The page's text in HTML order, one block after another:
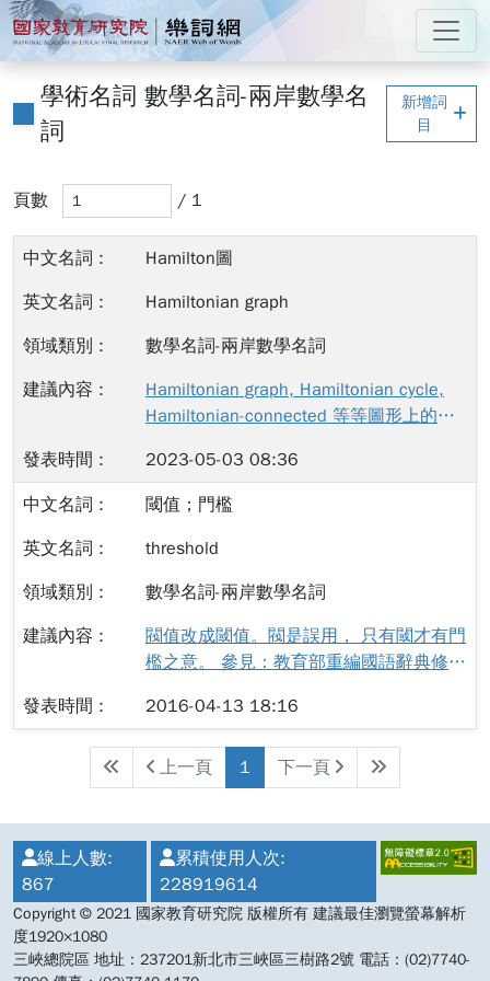
跳到主要內容
:::
國家教育研究院 樂詞網
學術名詞 數學名詞-兩岸數學名
詞
新增詞
目
輸入頁碼後，當您離開此輸入框（例如按 Tab 鍵或點擊其他
頁數 頁數 / 1
搜尋結果已更新
Hamilton圖
Hamiltonian graph
數學名詞-兩岸數學名詞
Hamiltonian graph, Hamiltonian cycle,
Hamiltonian-connected 等等圖形上的名
米爾頓」，在臺灣碩博士論文知識加值系
統中可以查到幾十次，希望這些專有名詞
選項。
2023-05-03 08:36
閾值；門檻
threshold
數學名詞-兩岸數學名詞
閥值改成閾值。閥是誤用， 只有閾才有門
檻之意。 參見：教育部重編國語辭典修訂
2016-04-13 18:16
上一頁 1 下一頁
線上人數:
867
累積使用人次:
228919614
Copyright © 2021 國家教育研究院 版權所有 建議最佳瀏覽螢幕解析
度1920×1080
三峽總院區 地址：237201新北市三峽區三樹路2號 電話：(02)7740-